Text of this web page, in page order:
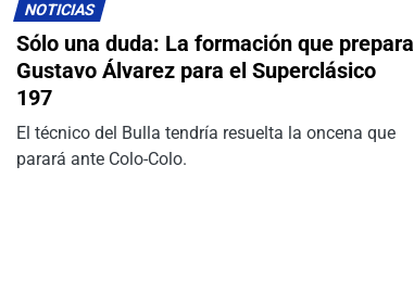
NOTICIAS
Sólo una duda: La formación que prepara
Gustavo Álvarez para el Superclásico
197
El técnico del Bulla tendría resuelta la oncena que
parará ante Colo-Colo.